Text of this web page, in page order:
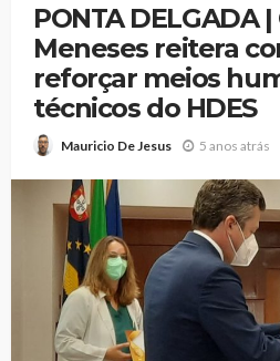
PONTA DELGADA |
Meneses reitera
reforçar meios
técnicos do HDES
Mauricio De Jesus 5 anos atrás